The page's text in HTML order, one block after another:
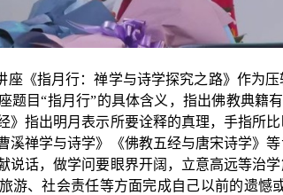
座《指月行：禅学与诗学探究之路》作为压
题目“指月行”的具体含义，指出佛教典籍
》指出明月表示所要诠释的真理，手指所
溪禅学与诗学》《佛教五经与唐宋诗学》
说话，做学问要眼界开阔，立意高远等治
游、社会责任等方面完成自己以前的遗憾